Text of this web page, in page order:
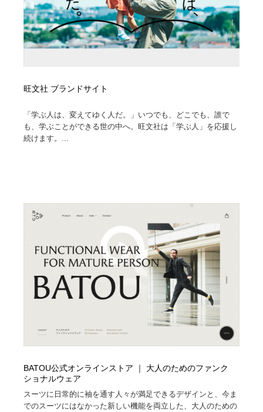
旺文社 ブランドサイト
「学ぶ人は、変えてゆく人だ。」いつでも、どこでも、誰で
も、学ぶことができる世の中へ。旺文社は「学ぶ人」を応援し
続けます。...
BATOU公式オンラインストア ｜ 大人のためのファンク
ショナルウェア
スーツに日常的に袖を通す人々が満足できるデザインと、今ま
でのスーツにはなかった新しい機能を両立した、大人のための